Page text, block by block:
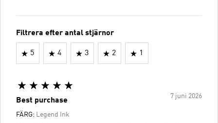
Filtrera efter antal stjärnor
5 4 3 2 1
7 juni 2026
Best purchase
FÄRG: Legend Ink